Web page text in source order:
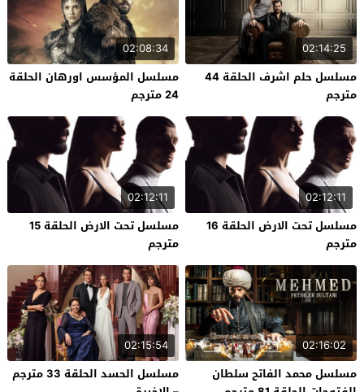
02:14:25
مسلسل حلم اشرف الحلقة 44
مترجم
02:08:34
مسلسل المؤسس اورهان الحلقة
24 مترجم
02:12:11
مسلسل تحت الارض الحلقة 16
مترجم
02:12:11
مسلسل تحت الارض الحلقة 15
مترجم
02:16:02
مسلسل محمد الفاتح سلطان
02:15:54
مسلسل الحسد الحلقة 33 مترجم